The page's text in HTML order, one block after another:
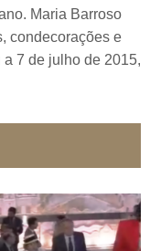
Maria Barroso
condecorações e
7 de julho de 2015,